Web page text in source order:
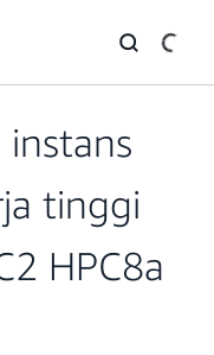
tinggi
HPC8a